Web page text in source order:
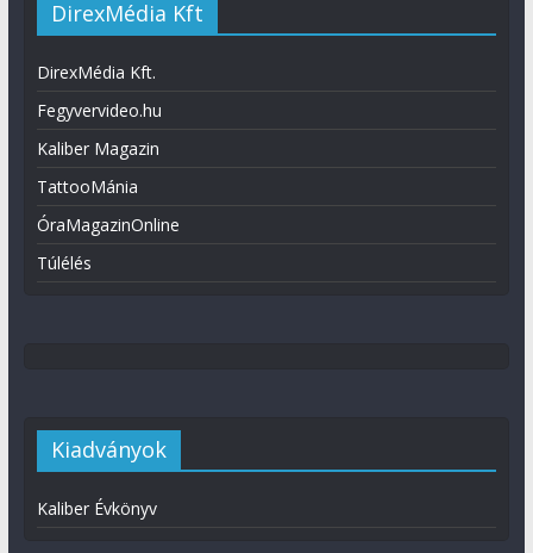
DirexMédia Kft
DirexMédia Kft.
Fegyvervideo.hu
Kaliber Magazin
TattooMánia
ÓraMagazinOnline
Túlélés
Kiadványok
Kaliber Évkönyv